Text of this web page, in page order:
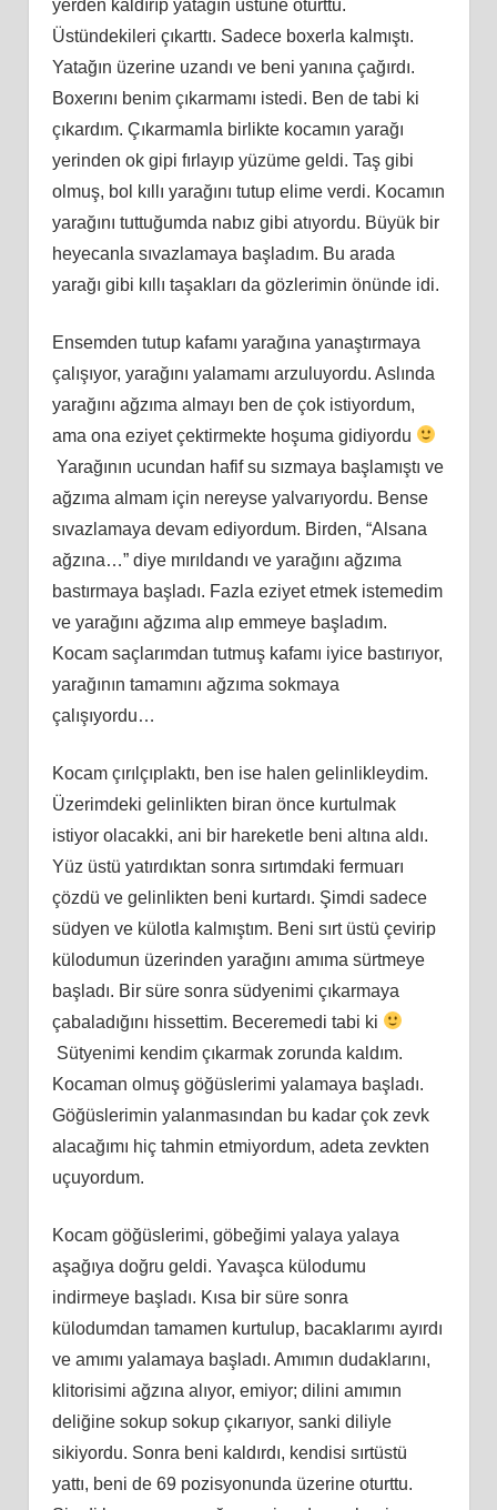
yerden kaldırıp yatağın üstüne oturttu.
Üstündekileri çıkarttı. Sadece boxerla kalmıştı.
Yatağın üzerine uzandı ve beni yanına çağırdı.
Boxerını benim çıkarmamı istedi. Ben de tabi ki
çıkardım. Çıkarmamla birlikte kocamın yarağı
yerinden ok gipi fırlayıp yüzüme geldi. Taş gibi
olmuş, bol kıllı yarağını tutup elime verdi. Kocamın
yarağını tuttuğumda nabız gibi atıyordu. Büyük bir
heyecanla sıvazlamaya başladım. Bu arada
yarağı gibi kıllı taşakları da gözlerimin önünde idi.
Ensemden tutup kafamı yarağına yanaştırmaya
çalışıyor, yarağını yalamamı arzuluyordu. Aslında
yarağını ağzıma almayı ben de çok istiyordum,
ama ona eziyet çektirmekte hoşuma gidiyordu
Yarağının ucundan hafif su sızmaya başlamıştı ve
ağzıma almam için nereyse yalvarıyordu. Bense
sıvazlamaya devam ediyordum. Birden, “Alsana
ağzına…” diye mırıldandı ve yarağını ağzıma
bastırmaya başladı. Fazla eziyet etmek istemedim
ve yarağını ağzıma alıp emmeye başladım.
Kocam saçlarımdan tutmuş kafamı iyice bastırıyor,
yarağının tamamını ağzıma sokmaya
çalışıyordu…
Kocam çırılçıplaktı, ben ise halen gelinlikleydim.
Üzerimdeki gelinlikten biran önce kurtulmak
istiyor olacakki, ani bir hareketle beni altına aldı.
Yüz üstü yatırdıktan sonra sırtımdaki fermuarı
çözdü ve gelinlikten beni kurtardı. Şimdi sadece
südyen ve külotla kalmıştım. Beni sırt üstü çevirip
külodumun üzerinden yarağını amıma sürtmeye
başladı. Bir süre sonra südyenimi çıkarmaya
çabaladığını hissettim. Beceremedi tabi ki
Sütyenimi kendim çıkarmak zorunda kaldım.
Kocaman olmuş göğüslerimi yalamaya başladı.
Göğüslerimin yalanmasından bu kadar çok zevk
alacağımı hiç tahmin etmiyordum, adeta zevkten
uçuyordum.
Kocam göğüslerimi, göbeğimi yalaya yalaya
aşağıya doğru geldi. Yavaşca külodumu
indirmeye başladı. Kısa bir süre sonra
külodumdan tamamen kurtulup, bacaklarımı ayırdı
ve amımı yalamaya başladı. Amımın dudaklarını,
klitorisimi ağzına alıyor, emiyor; dilini amımın
deliğine sokup sokup çıkarıyor, sanki diliyle
sikiyordu. Sonra beni kaldırdı, kendisi sırtüstü
yattı, beni de 69 pozisyonunda üzerine oturttu.